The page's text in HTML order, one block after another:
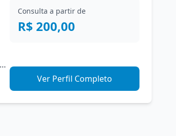
Consulta a partir de
R$ 200,00
Ver Perfil Completo